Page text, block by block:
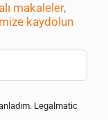
makaleler,
kaydolun
Legalmatic